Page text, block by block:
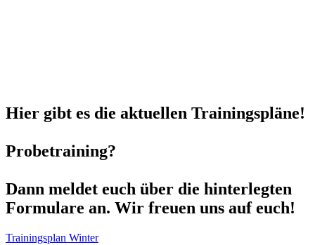
Hier gibt es die aktuellen Trainingspläne!
Probetraining?
Dann meldet euch über die hinterlegten
Formulare an. Wir freuen uns auf euch!
Trainingsplan Winter